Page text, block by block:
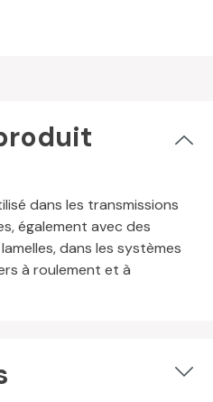
dans les transmissions
également avec des
dans les systèmes
à roulement et à